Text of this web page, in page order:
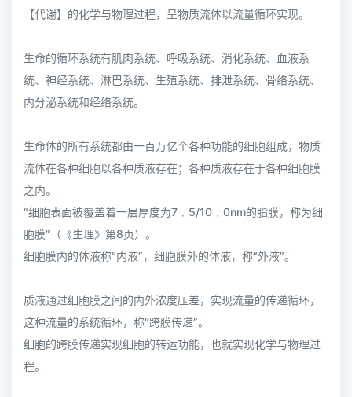
【代谢】的化学与物理过程，呈物质流体以流量循环实现。
生命的循环系统有肌肉系统、呼吸系统、消化系统、血液系
统、神经系统、淋巴系统、生殖系统、排泄系统、骨络系统、
内分泌系统和经络系统。
生命体的所有系统都由一百万亿个各种功能的细胞组成，物质
流体在各种细胞以各种质液存在；各种质液存在于各种细胞膜
之内。
“细胞表面被覆盖着一层厚度为7﹒5/10﹒0nm的脂膜，称为细
胞膜”（《生理》第8页）。
细胞膜内的体液称“内液”，细胞膜外的体液，称“外液”。
质液通过细胞膜之间的内外浓度压差，实现流量的传递循环，
这种流量的系统循环，称“跨膜传递”。
细胞的跨膜传递实现细胞的转运功能，也就实现化学与物理过
程。